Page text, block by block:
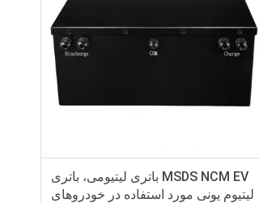
MSDS NCM EV باتری لیتیومی، باتری
لیتیوم یونی مورد استفاده در خودروهای